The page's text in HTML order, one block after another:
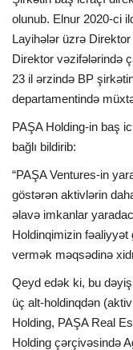
olunub. Elnur 2020-ci
Layihələr üzrə
Direktor vəzifələrində
23 il ərzində BP
departamentində
PAŞA Holding-in baş
bağlı bildirib:
“PAŞA Ventures-in
göstərən aktivlərin
əlavə imkanlar
Holdinqimizin fəaliyyət
vermək məqsədinə
Qeyd edək ki, bu
üç alt-holdinqdən
Holding, PAŞA Real
Holding çərçivəsində